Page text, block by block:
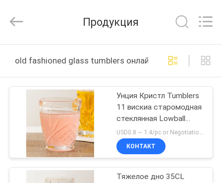
ДОМ
ПРОДУКТЫ
РОЛИКИ
НАС
PRODUCTS
Rights
Продукция
old fashioned glass tumblers онлайн производство
Унция Кристл Tumblers
11 вискиа старомодная
стеклянная Lowball
стекла
неэтилированные
USD0.8 ~ 1.4/pc or Negotiation MOQ:30000 ПК
КОНТАКТ
Тяжелое дно 35CL